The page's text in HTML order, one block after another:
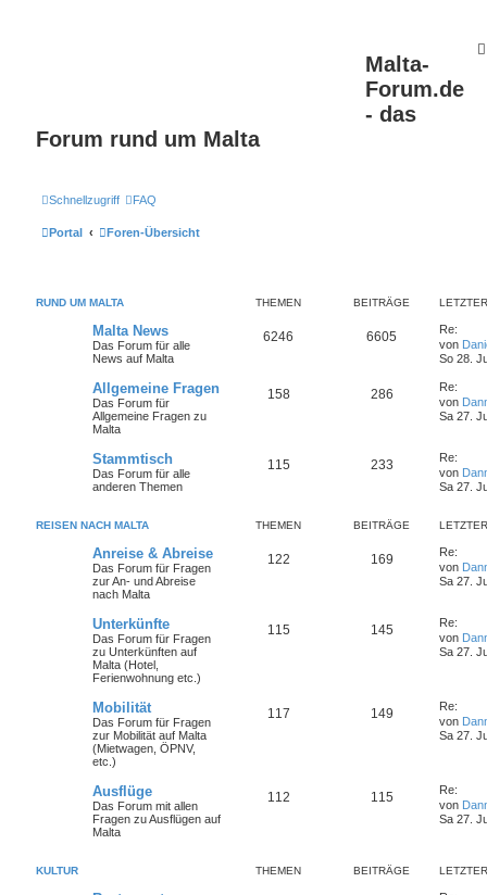
Malta-
Forum.de
- das
Forum rund um Malta
Schnellzugriff FAQ
Portal Foren-Übersicht
RUND UM MALTA THEMEN BEITRÄGE
Malta News
Das Forum für alle
News auf Malta
6246 6605
Re:
von
So 28.
Allgemeine Fragen
Das Forum für
Allgemeine Fragen zu
Malta
158 286
Re:
von
Sa 27.
Stammtisch
Das Forum für alle
anderen Themen
115 233
Re:
von
Sa 27.
REISEN NACH MALTA THEMEN BEITRÄGE
Anreise & Abreise
Das Forum für Fragen
zur An- und Abreise
nach Malta
122 169
Re:
von
Sa 27.
Unterkünfte
Das Forum für Fragen
zu Unterkünften auf
Malta (Hotel,
Ferienwohnung etc.)
115 145
Re:
von
Sa 27.
Mobilität
Das Forum für Fragen
zur Mobilität auf Malta
(Mietwagen, ÖPNV,
etc.)
117 149
Re:
von
Sa 27.
Ausflüge
Das Forum mit allen
Fragen zu Ausflügen auf
Malta
112 115
Re:
von
Sa 27.
KULTUR THEMEN BEITRÄGE